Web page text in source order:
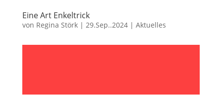
Eine Art Enkeltrick
von Regina Störk| 29.Sep..2024| Aktuelles